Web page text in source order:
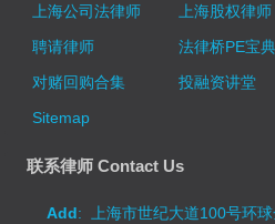
上海公司法律师
上海股权律师
聘请律师
法律桥PE宝典
对赌回购合集
投融资讲堂
Sitemap
联系律师 Contact Us
Add: 上海市世纪大道100号环